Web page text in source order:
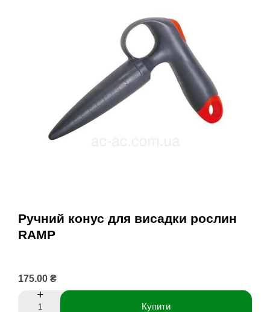
Ручний конус для висадки рослин
RAMP
175.00 ₴
Купити